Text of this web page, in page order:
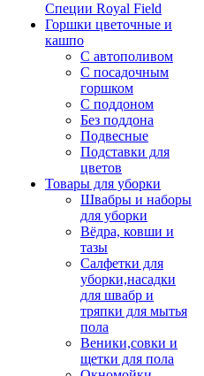
Специи Royal Field
Горшки цветочные и
кашпо
С автополивом
С посадочным
горшком
С поддоном
Без поддона
Подвесные
Подставки для
цветов
Товары для уборки
Швабры и наборы
для уборки
Вёдра, ковши и
тазы
Салфетки для
уборки,насадки
для швабр и
тряпки для мытья
пола
Веники,совки и
щетки для пола